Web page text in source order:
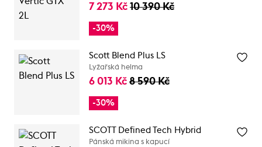
7 273 Kč 10 390 Kč
-30%
Scott Blend Plus LS
Lyžařská helma
6 013 Kč 8 590 Kč
-30%
SCOTT Defined Tech Hybrid
Pánská mikina s kapucí